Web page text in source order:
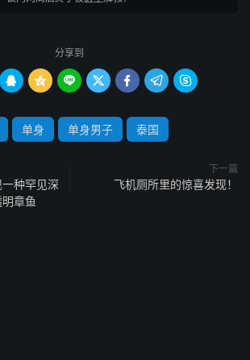
分享到
      
单身 单身男子 泰国
种罕见深
章鱼
下一篇
飞机厕所里的惊喜发现！